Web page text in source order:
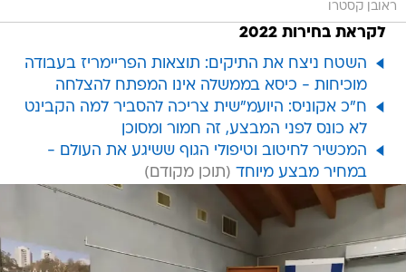
ראובן קסטרו
לקראת בחירות 2022
השטח ניצח את התיקים: תוצאות הפריימריז בעבודה
מוכיחות - כיסא בממשלה אינו המפתח להצלחה
ח"כ אקוניס: היועמ"שית צריכה להסביר למה הקבינט
לא כונס לפני המבצע, זה חמור ומסוכן
המכשיר לחיטוב וטיפולי הגוף ששיגע את העולם -
במחיר מבצע מיוחד